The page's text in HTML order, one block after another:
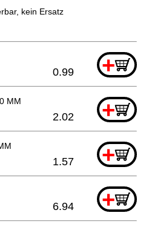
kein Ersatz
+
0.99
MM +
2.02
+
1.57
+
6.94